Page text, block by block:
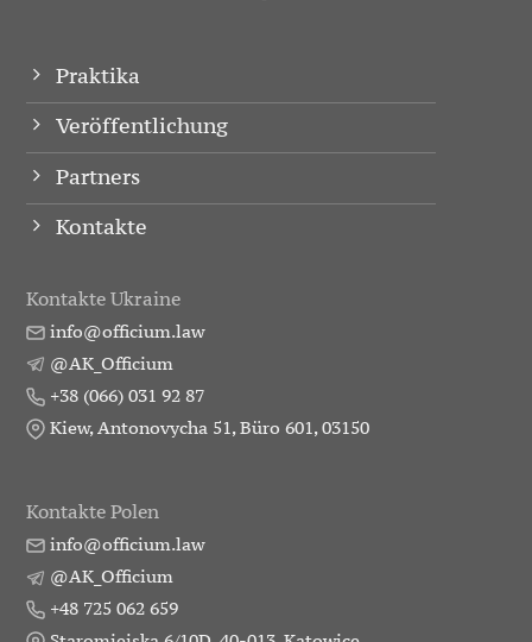
Praktika
Veröffentlichung
Partners
Kontakte
Kontakte Ukraine
info@officium.law
@AK_Officium
+38 (066) 031 92 87
Kiew, Antonovycha 51, Büro 601, 03150
Kontakte Polen
info@officium.law
@AK_Officium
+48 725 062 659